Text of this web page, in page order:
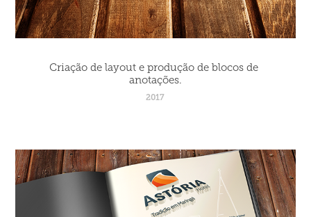
Criação de layout e produção de blocos de
anotações.
2017